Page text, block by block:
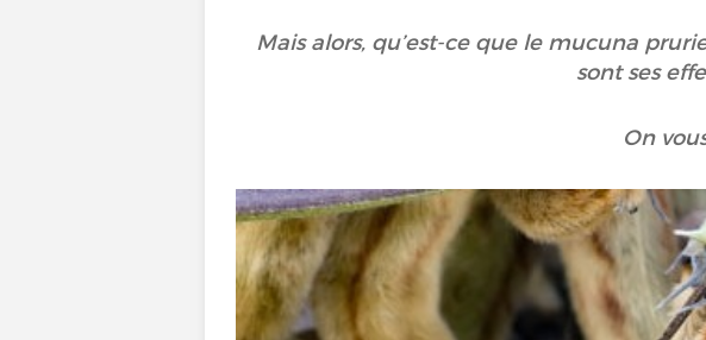
Mais alors, qu’est-ce que le mucuna
sont ses
On